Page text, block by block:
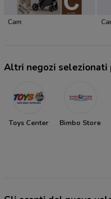
Cam
Altri negozi selezionati
Toys Center Bimbo Store